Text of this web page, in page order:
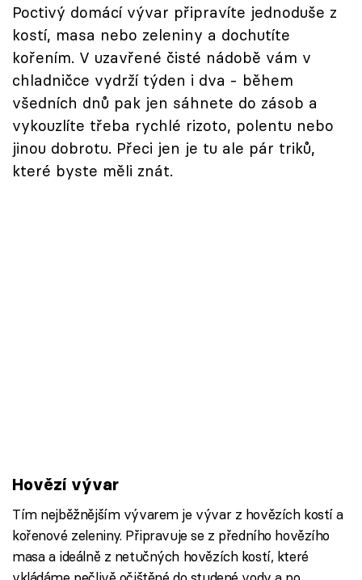
Sledujte nás
Poctivý domácí vývar připravíte jednoduše z
kostí, masa nebo zeleniny a dochutíte
kořením. V uzavřené čisté nádobě vám v
chladničce vydrží týden i dva - během
všedních dnů pak jen sáhnete do zásob a
vykouzlíte třeba rychlé rizoto, polentu nebo
jinou dobrotu. Přeci jen je tu ale pár triků,
které byste měli znát.
Hovězí vývar
Tím nejběžnějším vývarem je vývar z hovězích kostí a
kořenové zeleniny. Připravuje se z předního hovězího
masa a ideálně z netučných hovězích kostí, které